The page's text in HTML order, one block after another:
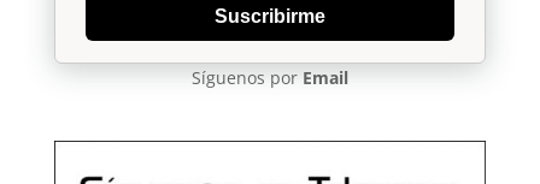
Suscribirme
Síguenos por Email